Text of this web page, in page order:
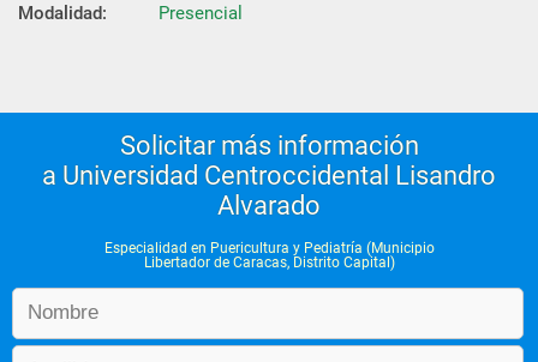
Modalidad:
Presencial
Solicitar más información
a Universidad Centroccidental Lisandro
Alvarado
Especialidad en Puericultura y Pediatría (Municipio
Libertador de Caracas, Distrito Capital)